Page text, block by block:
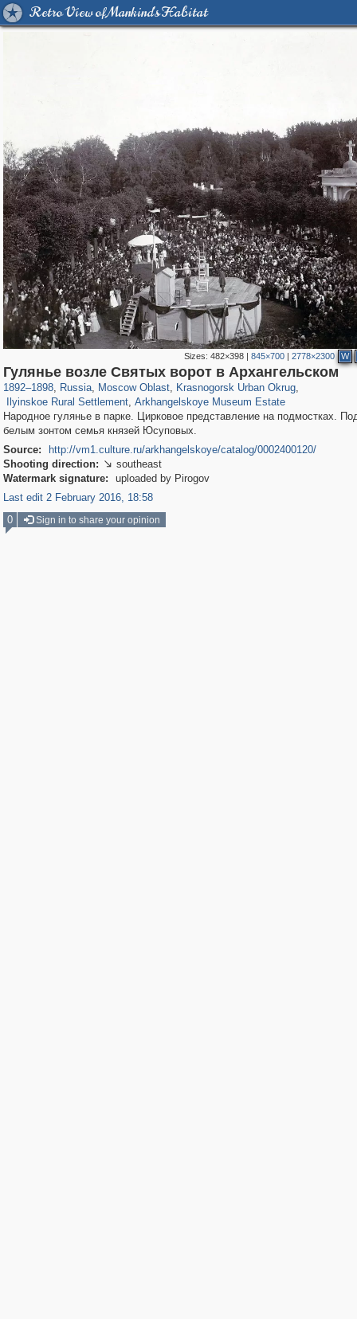
Retro View of Mankind's Habitat
Sizes:482×398 |845×700 |2778×2300 W
Гулянье возле Святых ворот в Архангельском
1892–1898, Russia
1,406,871 29,248
, Moscow Oblast
96,438 1,691
, Krasnogorsk Urban Okrug
2,152 89
,
Ilyinskoe Rural Settlement
1,349 82
, Arkhangelskoye Museum Estate
948
Народное гулянье в парке. Цирковое представление на подмостках.
белым зонтом семья князей Юсуповых.
Source:
http://vm1.culture.ru/arkhangelskoye/catalog/0002400120/
Shooting direction:  southeast
Watermark signature:
uploaded by Pirogov
Last edit 2 February 2016, 18:58
0
Sign in to share your opinion